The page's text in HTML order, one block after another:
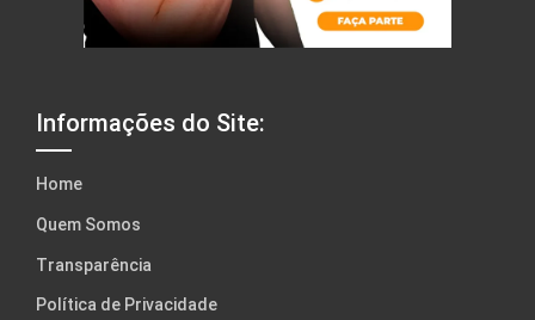
Informações do Site:
Home
Quem Somos
Transparência
Política de Privacidade